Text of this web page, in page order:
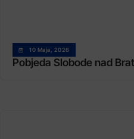
10 Maja, 2026
Pobjeda Slobode nad